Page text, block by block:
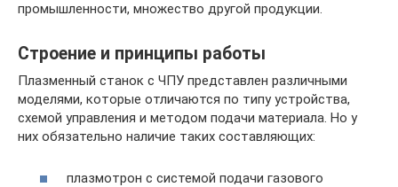
промышленности, множество другой продукции.
Строение и принципы работы
Плазменный станок с ЧПУ представлен различными
моделями, которые отличаются по типу устройства,
схемой управления и методом подачи материала. Но у
них обязательно наличие таких составляющих:
плазмотрон с системой подачи газового